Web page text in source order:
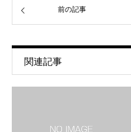
前の記事
関連記事